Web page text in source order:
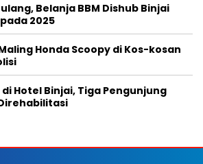
Belanja BBM Dishub Binjai
2025
Honda Scoopy di Kos-kosan
Hotel Binjai, Tiga Pengunjung